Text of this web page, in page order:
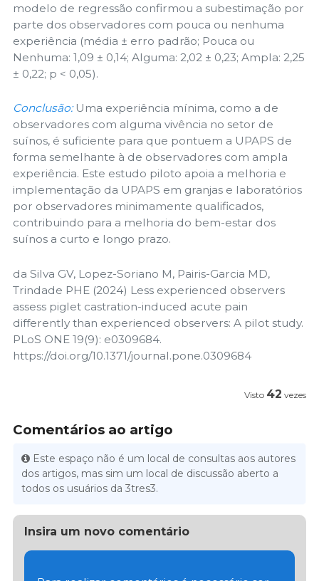
modelo de regressão confirmou a subestimação por
parte dos observadores com pouca ou nenhuma
experiência (média ± erro padrão; Pouca ou
Nenhuma: 1,09 ± 0,14; Alguma: 2,02 ± 0,23; Ampla: 2,25
± 0,22; p < 0,05).
Conclusão:Uma experiência mínima, como a de
observadores com alguma vivência no setor de
suínos, é suficiente para que pontuem a UPAPS de
forma semelhante à de observadores com ampla
experiência. Este estudo piloto apoia a melhoria e
implementação da UPAPS em granjas e laboratórios
por observadores minimamente qualificados,
contribuindo para a melhoria do bem-estar dos
suínos a curto e longo prazo.
da Silva GV, Lopez-Soriano M, Pairis-Garcia MD,
Trindade PHE (2024) Less experienced observers
assess piglet castration-induced acute pain
differently than experienced observers: A pilot study.
PLoS ONE 19(9): e0309684.
https://doi.org/10.1371/journal.pone.0309684
Visto 42 vezes
Comentários ao artigo
Este espaço não é um local de consultas aos autores
dos artigos, mas sim um local de discussão aberto a
todos os usuários da 3tres3.
Insira um novo comentário